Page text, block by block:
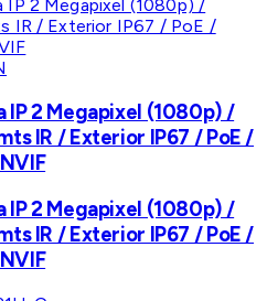
IP 2 Megapixel (1080p) /
IR / Exterior IP67 / PoE /
IP 2 Megapixel (1080p) /
IR / Exterior IP67 / PoE /